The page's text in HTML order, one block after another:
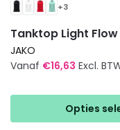
+3
Tanktop Light Flow
JAKO
Vanaf €16,63 Excl.
Opties
heeft